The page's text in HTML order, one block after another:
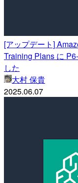
[アップデート]
Training Plans に
した
大村 保貴
2025.06.07